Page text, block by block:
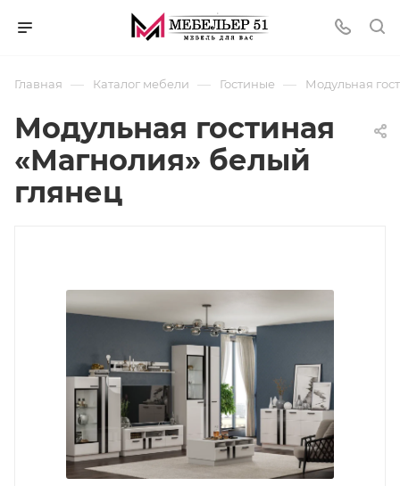
Главная — Каталог мебели — Гостиные — Модульная
Модульная гостиная
«Магнолия» белый
глянец